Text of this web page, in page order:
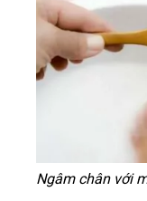
Ngâm chân với